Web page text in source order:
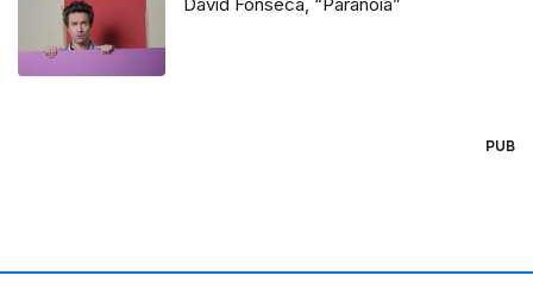
David Fonseca, “Paranoia”
PUB